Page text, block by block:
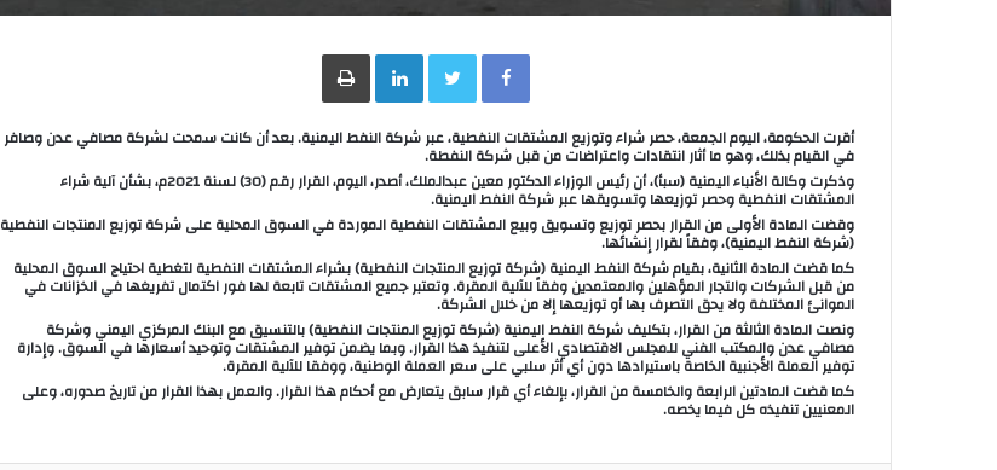
Facebook
Twitter
LinkedInطباعة
أقرت الحكومة، اليوم الجمعة، حصر شراء وتوزيع المشتقات النفطية، عبر شركة النفط اليمنية. بعد أن كانت سمحت لشركة مصافي عدن وصافر
في القيام بذلك، وهو ما أثار انتقادات واعتراضات من قبل شركة النفطة.
وذكرت وكالة الأنباء اليمنية (سبأ)، أن رئيس الوزراء الدكتور معين عبدالملك، أصدر، اليوم، القرار رقم (30) لسنة 2021م، بشأن آلية شراء
المشتقات النفطية وحصر توزيعها وتسويقها عبر شركة النفط اليمنية.
وقضت المادة الأولى من القرار بحصر توزيع وتسويق وبيع المشتقات النفطية الموردة في السوق المحلية على شركة توزيع المنتجات النفطية
(شركة النفط اليمنية)، وفقاً لقرار إنشائها.
كما قضت المادة الثانية، بقيام شركة النفط اليمنية (شركة توزيع المنتجات النفطية) بشراء المشتقات النفطية لتغطية احتياج السوق المحلية
من قبل الشركات والتجار المؤهلين والمعتمدين وفقاً للآلية المقرة. وتعتبر جميع المشتقات تابعة لها فور اكتمال تفريغها في الخزانات في
الموانئ المختلفة ولا يحق التصرف بها أو توزيعها إلا من خلال الشركة.
ونصت المادة الثالثة من القرار، بتكليف شركة النفط اليمنية (شركة توزيع المنتجات النفطية) بالتنسيق مع البنك المركزي اليمني وشركة
مصافي عدن والمكتب الفني للمجلس الاقتصادي الأعلى لتنفيذ هذا القرار. وبما يضمن توفير المشتقات وتوحيد أسعارها في السوق. وإدارة
توفير العملة الأجنبية الخاصة باستيرادها دون أي أثر سلبي على سعر العملة الوطنية، ووفقا للآلية المقرة.
كما قضت المادتين الرابعة والخامسة من القرار، بإلغاء أي قرار سابق يتعارض مع أحكام هذا القرار. والعمل بهذا القرار من تاريخ صدوره، وعلى
المعنيين تنفيذه كل فيما يخصه.